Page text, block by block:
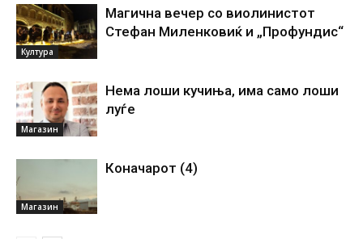
Култура
Магична вечер со виолинистот
Стефан Миленковиќ и „Профундис“
Магазин
Нема лоши кучиња, има само лоши
луѓе
Магазин
Коначарот (4)